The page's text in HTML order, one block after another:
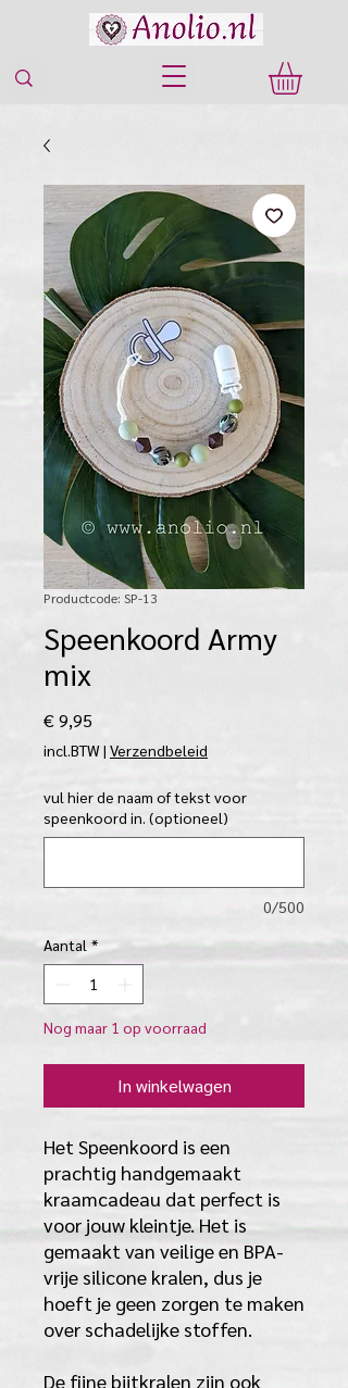
Productcode: SP-13
Speenkoord Army
mix
€ 9,95Prijs
incl.BTW| Verzendbeleid
vul hier de naam of tekst voor
speenkoord in. (optioneel)
0/500
Aantal *
Nog maar 1 op voorraad
In winkelwagen
Het Speenkoord is een
prachtig handgemaakt
kraamcadeau dat perfect is
voor jouw kleintje. Het is
gemaakt van veilige en BPA-
vrije silicone kralen, dus je
hoeft je geen zorgen te maken
over schadelijke stoffen.
De fijne bijtkralen zijn ook